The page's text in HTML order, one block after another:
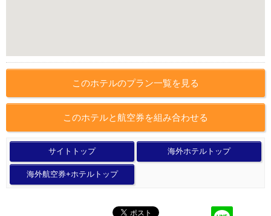
このホテルのプラン一覧を見る
このホテルと航空券を組み合わせる
サイトトップ 海外ホテルトップ
海外航空券+ホテルトップ